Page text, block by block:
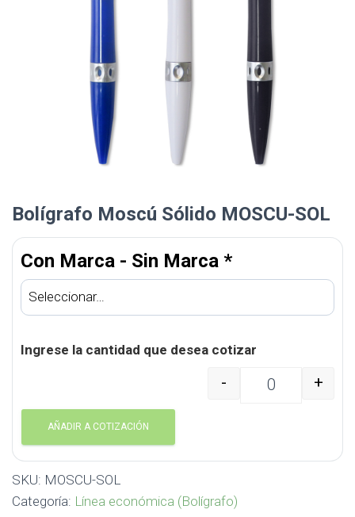
Bolígrafo Moscú Sólido MOSCU-SOL
Con Marca - Sin Marca *
Ingrese la cantidad que desea cotizar
Bolígrafo Moscú
- +
AÑADIR A COTIZACIÓN
SKU: MOSCU-SOL
Categoría: Línea económica (Bolígrafo)